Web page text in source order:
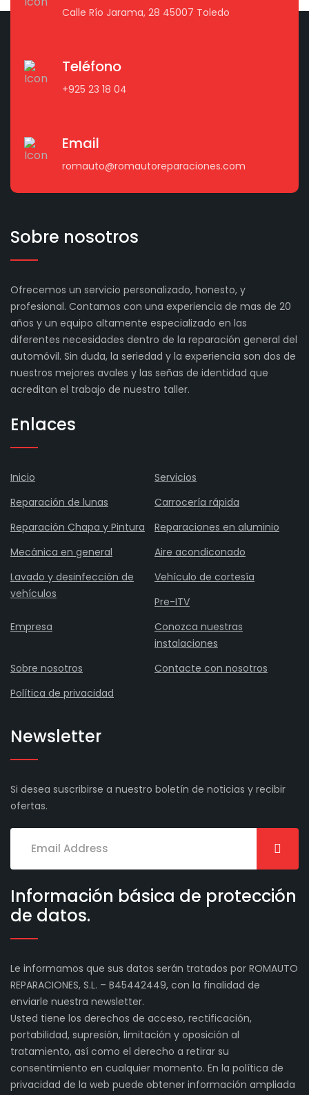
Calle Río Jarama, 28 45007 Toledo
Teléfono
+925 23 18 04
Email
romauto@romautoreparaciones.com
Sobre nosotros
Ofrecemos un servicio personalizado, honesto, y
profesional. Contamos con una experiencia de mas de 20
años y un equipo altamente especializado en las
diferentes necesidades dentro de la reparación general del
automóvil. Sin duda, la seriedad y la experiencia son dos de
nuestros mejores avales y las señas de identidad que
acreditan el trabajo de nuestro taller.
Enlaces
Inicio
Servicios
Reparación de lunas
Carrocería rápida
Reparación Chapa y Pintura
Reparaciones en aluminio
Mecánica en general
Aire acondiconado
Lavado y desinfección de
vehículos
Vehículo de cortesía
Pre-ITV
Empresa
Conozca nuestras
instalaciones
Sobre nosotros
Contacte con nosotros
Política de privacidad
Newsletter
Si desea suscribirse a nuestro boletín de noticias y recibir
ofertas.
Información básica de protección
de datos.
Le informamos que sus datos serán tratados por ROMAUTO
REPARACIONES, S.L. – B45442449, con la finalidad de
enviarle nuestra newsletter.
Usted tiene los derechos de acceso, rectificación,
portabilidad, supresión, limitación y oposición al
tratamiento, así como el derecho a retirar su
consentimiento en cualquier momento. En la política de
privacidad de la web puede obtener información ampliada